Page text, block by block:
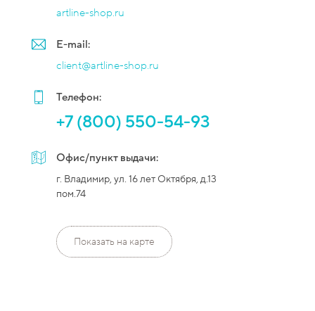
artline-shop.ru
E-mail:
client@artline-shop.ru
Телефон:
+7 (800) 550-54-93
Офис/пункт выдачи:
г. Владимир, ул. 16 лет Октября, д.13
пом.74
Показать на карте